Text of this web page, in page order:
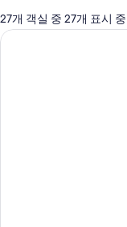
에
사
27개 객실 중 27개 표시 중